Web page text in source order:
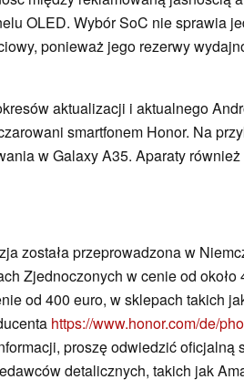
OLED. Wybór SoC nie sprawia
ponieważ jego rezerwy
aktualizacji i aktualnego
smartfonem Honor. Na
w Galaxy A35. Aparaty
została przeprowadzona w
Zjednoczonych w cenie od
od 400 euro, w sklepach takich
https://www.honor.com/de/
proszę odwiedzić oficjalną
detalicznych, takich jak